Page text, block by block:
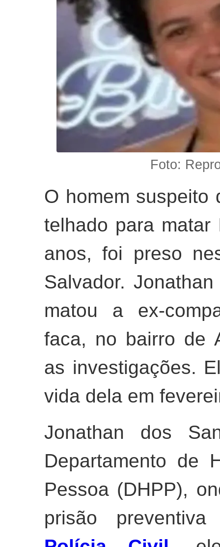
Foto:
O homem suspeito
telhado para
anos, foi preso
Salvador.
matou a ex-
faca, no bairro de
as investigações.
vida dela em
Jonathan dos
Departamento de
Pessoa (DHPP),
prisão